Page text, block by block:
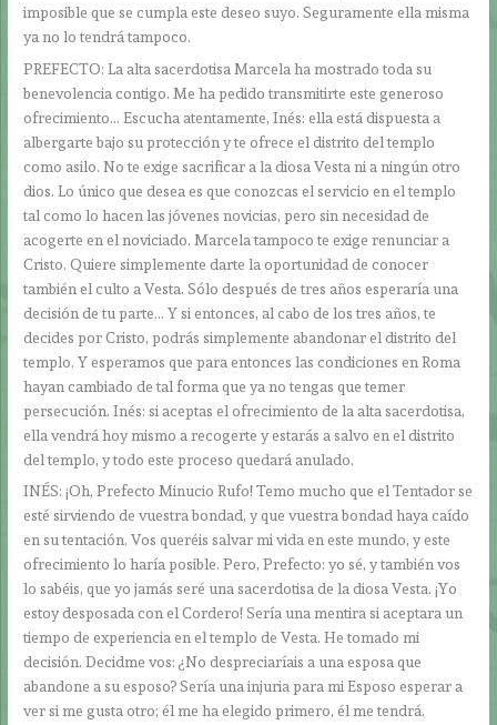
imposible que se cumpla este deseo suyo. Seguramente ella misma
ya no lo tendrá tampoco.
PREFECTO: La alta sacerdotisa Marcela ha mostrado toda su
benevolencia contigo. Me ha pedido transmitirte este generoso
ofrecimiento… Escucha atentamente, Inés: ella está dispuesta a
albergarte bajo su protección y te ofrece el distrito del templo
como asilo. No te exige sacrificar a la diosa Vesta ni a ningún otro
dios. Lo único que desea es que conozcas el servicio en el templo
tal como lo hacen las jóvenes novicias, pero sin necesidad de
acogerte en el noviciado. Marcela tampoco te exige renunciar a
Cristo. Quiere simplemente darte la oportunidad de conocer
también el culto a Vesta. Sólo después de tres años esperaría una
decisión de tu parte… Y si entonces, al cabo de los tres años, te
decides por Cristo, podrás simplemente abandonar el distrito del
templo. Y esperamos que para entonces las condiciones en Roma
hayan cambiado de tal forma que ya no tengas que temer
persecución. Inés: si aceptas el ofrecimiento de la alta sacerdotisa,
ella vendrá hoy mismo a recogerte y estarás a salvo en el distrito
del templo, y todo este proceso quedará anulado.
INÉS: ¡Oh, Prefecto Minucio Rufo! Temo mucho que el Tentador se
esté sirviendo de vuestra bondad, y que vuestra bondad haya caído
en su tentación. Vos queréis salvar mi vida en este mundo, y este
ofrecimiento lo haría posible. Pero, Prefecto: yo sé, y también vos
lo sabéis, que yo jamás seré una sacerdotisa de la diosa Vesta. ¡Yo
estoy desposada con el Cordero! Sería una mentira si aceptara un
tiempo de experiencia en el templo de Vesta. He tomado mi
decisión. Decidme vos: ¿No despreciaríais a una esposa que
abandone a su esposo? Sería una injuria para mi Esposo esperar a
ver si me gusta otro; él me ha elegido primero, él me tendrá.